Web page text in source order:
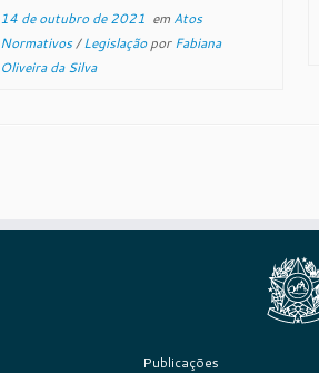
14 de outubro de 2021 em Atos
Normativos/LegislaçãoporFabiana
Oliveira da Silva
Publicações